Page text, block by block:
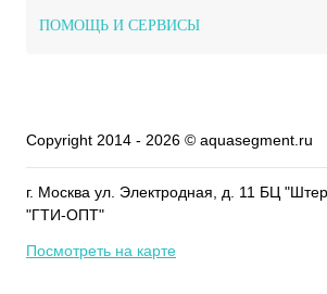
ПОМОЩЬ И СЕРВИСЫ
Copyright 2014 - 2026 © aquasegment.ru
г. Москва ул. Электродная, д. 11 БЦ
"ГТИ-ОПТ"
Посмотреть на карте